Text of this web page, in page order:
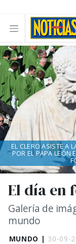
MUNDO | 30-09-
El día en
Galería de
mundo
EL CLERO ASISTE A
POR EL PAPA LEÓN